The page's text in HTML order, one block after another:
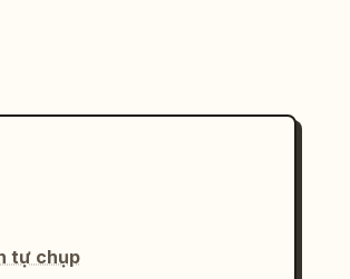
tự chụp